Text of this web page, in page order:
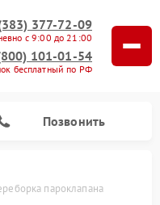
377-72-09
с 9:00 до 21:00
101-01-54
бесплатный по РФ
Позвонить
пароклапана